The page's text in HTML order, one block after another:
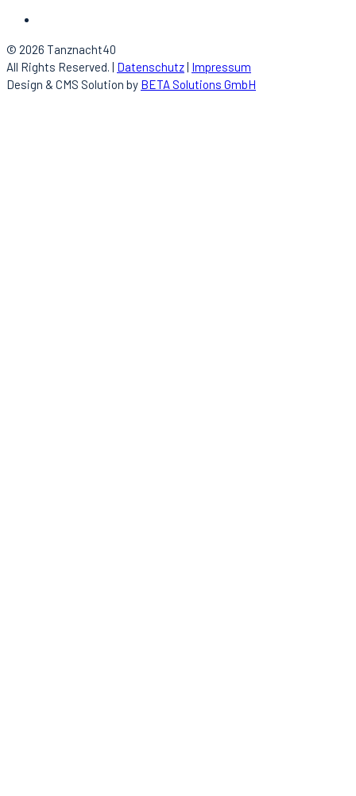
© 2026 Tanznacht40
All Rights Reserved. | Datenschutz Impressum
Design & CMS Solution by BETA Solutions GmbH